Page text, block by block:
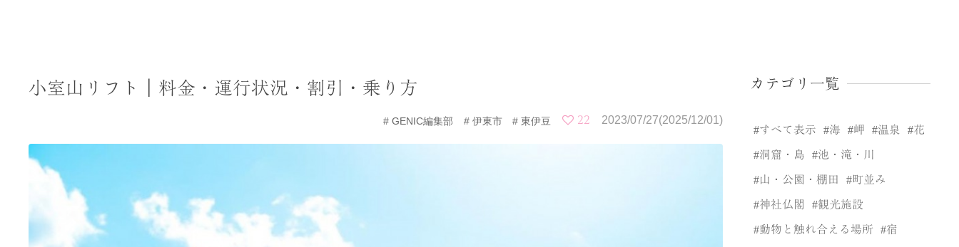
小室山リフト｜料金・運行状況・割引・乗り方
2023/07/27(2025/12/01)
22
GENIC編集部 伊東市 東伊豆
カテゴリ一覧
すべて表示 海 岬 温泉 花
洞窟・島 池・滝・川
山・公園・棚田 町並み
神社仏閣 観光施設
動物と触れ合える場所 宿